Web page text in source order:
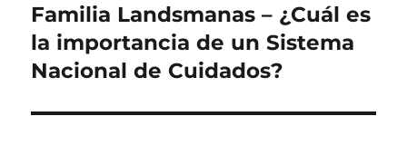
Siguiente
entrada:
Familia Landsmanas – ¿Cuál es
la importancia de un Sistema
Nacional de Cuidados?